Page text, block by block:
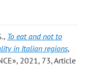
, To eat and not to
in Italian regions,
2021, 73, Article